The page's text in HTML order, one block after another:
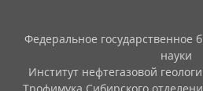
Федеральное государственное
науки
Институт нефтегазовой